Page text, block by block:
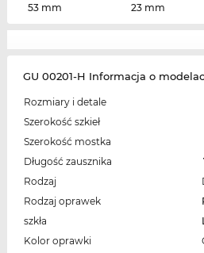
53 mm
23 mm
GU 00201-H Informacja o
Rozmiary i detale
Szerokość szkieł
Szerokość mostka
Długość zausznika
Rodzaj
Rodzaj oprawek
szkła
Kolor oprawki